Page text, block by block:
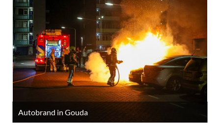
Autobrand in Gouda